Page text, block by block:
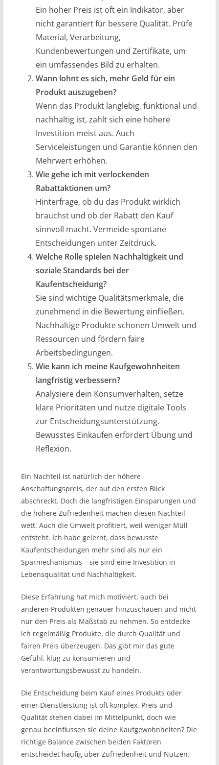
Ein hoher Preis ist oft ein Indikator, aber
nicht garantiert für bessere Qualität. Prüfe
Material, Verarbeitung,
Kundenbewertungen und Zertifikate, um
ein umfassendes Bild zu erhalten.
Wann lohnt es sich, mehr Geld für ein
Produkt auszugeben?
Wenn das Produkt langlebig, funktional und
nachhaltig ist, zahlt sich eine höhere
Investition meist aus. Auch
Serviceleistungen und Garantie können den
Mehrwert erhöhen.
Wie gehe ich mit verlockenden
Rabattaktionen um?
Hinterfrage, ob du das Produkt wirklich
brauchst und ob der Rabatt den Kauf
sinnvoll macht. Vermeide spontane
Entscheidungen unter Zeitdruck.
Welche Rolle spielen Nachhaltigkeit und
soziale Standards bei der
Kaufentscheidung?
Sie sind wichtige Qualitätsmerkmale, die
zunehmend in die Bewertung einfließen.
Nachhaltige Produkte schonen Umwelt und
Ressourcen und fördern faire
Arbeitsbedingungen.
Wie kann ich meine Kaufgewohnheiten
langfristig verbessern?
Analysiere dein Konsumverhalten, setze
klare Prioritäten und nutze digitale Tools
zur Entscheidungsunterstützung.
Bewusstes Einkaufen erfordert Übung und
Reflexion.
Ein Nachteil ist natürlich der höhere
Anschaffungspreis, der auf den ersten Blick
abschreckt. Doch die langfristigen Einsparungen und
die höhere Zufriedenheit machen diesen Nachteil
wett. Auch die Umwelt profitiert, weil weniger Müll
entsteht. Ich habe gelernt, dass bewusste
Kaufentscheidungen mehr sind als nur ein
Sparmechanismus – sie sind eine Investition in
Lebensqualität und Nachhaltigkeit.
Diese Erfahrung hat mich motiviert, auch bei
anderen Produkten genauer hinzuschauen und nicht
nur den Preis als Maßstab zu nehmen. So entdecke
ich regelmäßig Produkte, die durch Qualität und
fairen Preis überzeugen. Das gibt mir das gute
Gefühl, klug zu konsumieren und
verantwortungsbewusst zu handeln.
Die Entscheidung beim Kauf eines Produkts oder
einer Dienstleistung ist oft komplex. Preis und
Qualität stehen dabei im Mittelpunkt, doch wie
genau beeinflussen sie deine Kaufgewohnheiten? Die
richtige Balance zwischen beiden Faktoren
entscheidet häufig über Zufriedenheit und Nutzen.